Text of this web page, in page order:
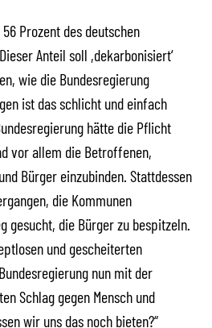
Prozent des deutschen
Anteil soll ,dekarbonisiert‘
wie die Bundesregierung
ist das schlicht und einfach
hätte die Pflicht
vor allem die Betroffenen,
Bürger einzubinden. Stattdessen
die Kommunen
gesucht, die Bürger zu bespitzeln.
und gescheiterten
nun mit der
Schlag gegen Mensch und
wir uns das noch bieten?“